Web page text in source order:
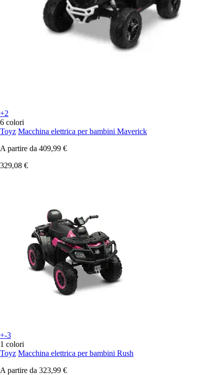
+2
6 colori
Toyz Macchina elettrica per bambini Maverick
A partire da 409,99 €
329,08 €
+-3
1 colori
Toyz Macchina elettrica per bambini Rush
A partire da 323,99 €